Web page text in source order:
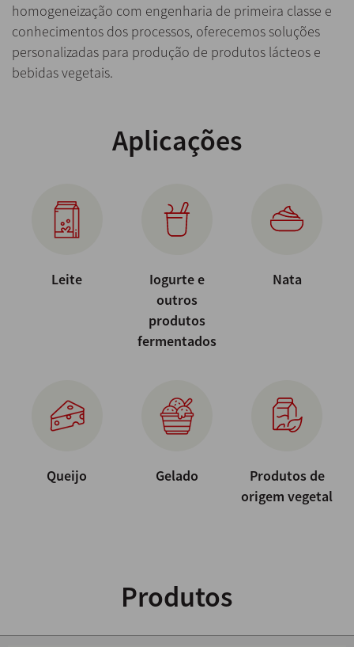
homogeneização com engenharia de primeira classe e
conhecimentos dos processos, oferecemos soluções
personalizadas para produção de produtos lácteos e
bebidas vegetais.
Aplicações
Leite
Iogurte e
outros
produtos
fermentados
Nata
Queijo Gelado
Produtos de
origem vegetal
Produtos